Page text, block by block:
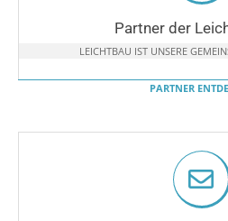
Partner der
LEICHTBAU IST UNSERE
PARTNER